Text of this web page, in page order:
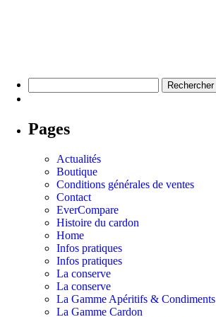
Pages
Actualités
Boutique
Conditions générales de ventes
Contact
EverCompare
Histoire du cardon
Home
Infos pratiques
Infos pratiques
La conserve
La conserve
La Gamme Apéritifs & Condiments
La Gamme Cardon